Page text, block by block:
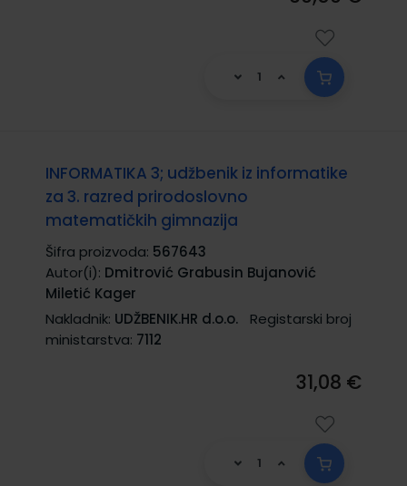
INFORMATIKA 3; udžbenik iz informatike
za 3. razred prirodoslovno
matematičkih gimnazija
Šifra proizvoda: 567643
Autor(i): Dmitrović Grabusin Bujanović
Miletić Kager
Nakladnik: UDŽBENIK.HR d.o.o.
Registarski broj
ministarstva: 7112
31,08 €